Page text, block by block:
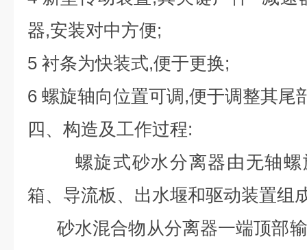
器,安装对中方便;
5 衬条为快装式,便于更换;
6 螺旋轴向位置可调,便于调整其尾
四、构造及工作过程:
螺旋式砂水分离器由无轴螺
箱、导流板、出水堰和驱动装置组
砂水混合物从分离器一端顶部